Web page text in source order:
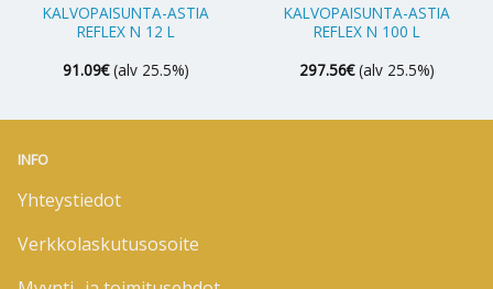
KALVOPAISUNTA-ASTIA
REFLEX N 12 L
91.09€ (alv 25.5%)
KALVOPAISUNTA-ASTIA
REFLEX N 100 L
297.56€ (alv 25.5%)
INFO
Yhteystiedot
Verkkolaskutusosoite